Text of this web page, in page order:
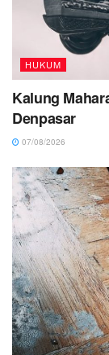
HUKUM
Kalung
Denpasar
07/08/2026